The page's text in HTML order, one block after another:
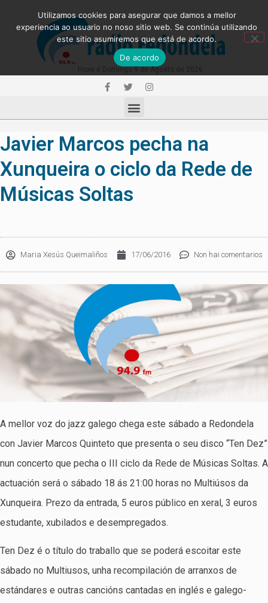
Javier Marcos pecha na
Xunqueira o ciclo da Rede de
Músicas Soltas
Maria Xesús Queimaliños 17/06/2016 Non hai comentarios
A mellor voz do jazz galego chega este sábado a Redondela
con Javier Marcos Quinteto que presenta o seu disco “Ten Dez”
nun concerto que pecha o III ciclo da Rede de Músicas Soltas. A
actuación será o sábado 18 ás 21:00 horas no Multiúsos da
Xunqueira. Prezo da entrada, 5 euros público en xeral, 3 euros
estudante, xubilados e desempregados.
Ten Dez é o título do traballo que se poderá escoitar este
sábado no Multiusos, unha recompilación de arranxos de
estándares e outras cancións cantadas en inglés e galego-
Utilizamos cookies para asegurar que damos a mellor
experiencia ao usuario no noso sitio web. Se continúa utilizando
este sitio asumiremos que está de acordo.
De acordo